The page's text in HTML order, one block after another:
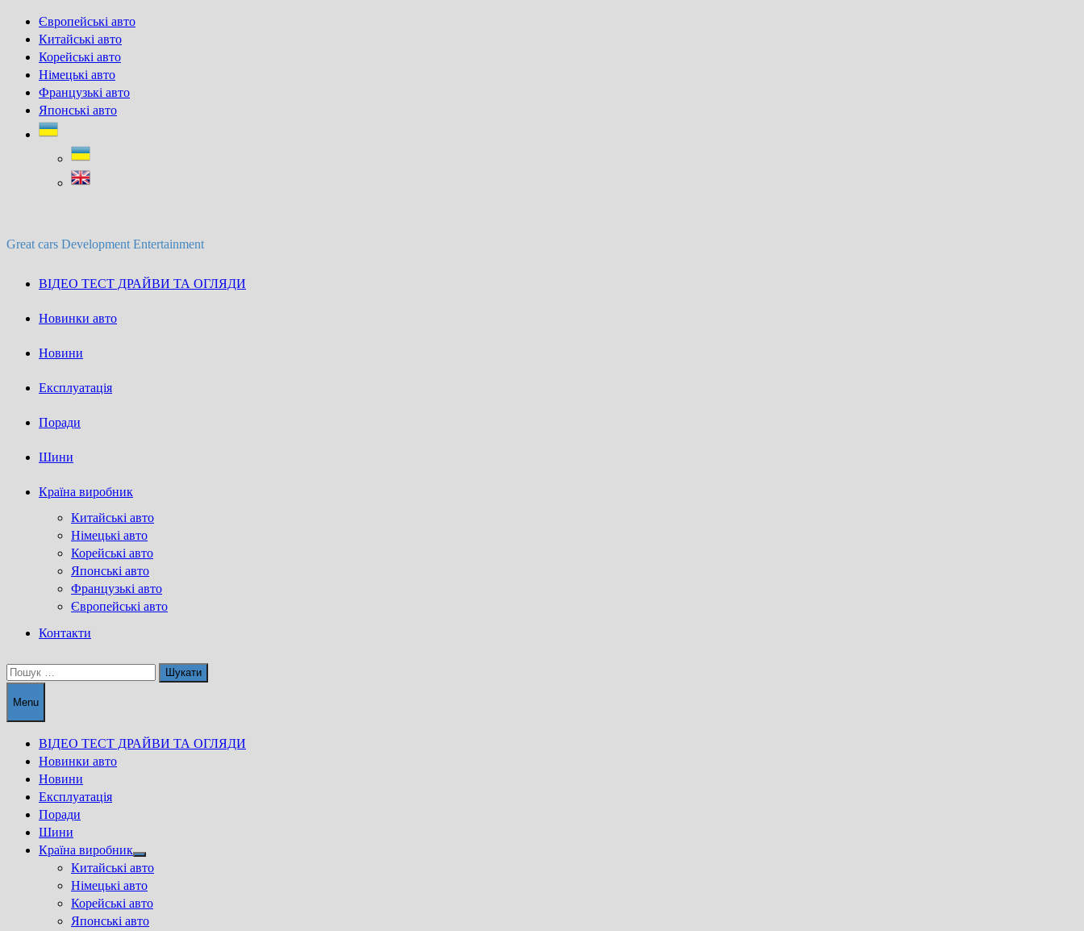
Skip
content
Європейські авто
Китайські авто
Корейські авто
Німецькі авто
Французькі авто
Японські авто
Great cars Development Entertainment
ВІДЕО ТЕСТ ДРАЙВИ ТА ОГЛЯДИ
Новинки авто
Новини
Експлуатація
Поради
Шини
Країна виробник
Китайські авто
Німецькі авто
Корейські авто
Японські авто
Французькі авто
Європейські авто
Контакти
Пошук:
Menu
ВІДЕО ТЕСТ ДРАЙВИ ТА ОГЛЯДИ
Новинки авто
Новини
Експлуатація
Поради
Шини
Країна виробник
Show
sub
menu
Китайські авто
Німецькі авто
Корейські авто
Японські авто